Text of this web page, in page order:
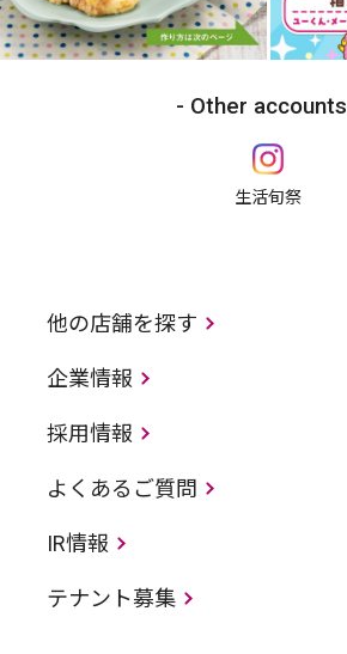
Other accounts
生活旬祭
他の店舗を探す
企業情報
採用情報
よくあるご質問
IR情報
テナント募集